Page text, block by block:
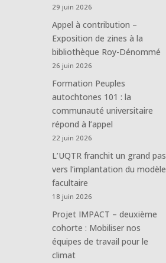
29 juin 2026
Appel à contribution –
Exposition de zines à la
bibliothèque Roy-Dénommé
26 juin 2026
Formation Peuples
autochtones 101 : la
communauté universitaire
répond à l’appel
22 juin 2026
L’UQTR franchit un grand pas
vers l’implantation du modèle
facultaire
18 juin 2026
Projet IMPACT – deuxième
cohorte : Mobiliser nos
équipes de travail pour le
climat